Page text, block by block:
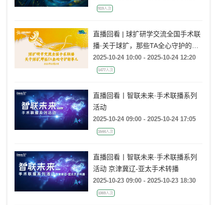
919人次
直播回看 | 球扩研学交流全国手术联
播·关于球扩，那些TA全心守护的事
儿
2025-10-24 10:00 - 2025-10-24 12:20
1477人次
直播回看丨智联未来·手术联播系列
活动
2025-10-24 09:00 - 2025-10-24 17:05
1644人次
直播回看丨智联未来·手术联播系列
活动 京津冀辽-亚太手术转播
2025-10-23 09:00 - 2025-10-23 18:30
1069人次